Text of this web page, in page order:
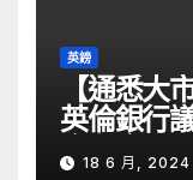
英鎊
【通悉大
英倫銀行
金留意 –
18 6 月, 2024